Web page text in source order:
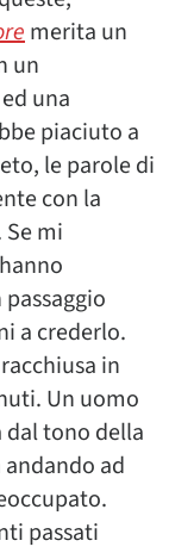
merita un
un
una
piaciuto a
le parole di
con la
mi
a crederlo.
in
Un uomo
dal tono della
ad
passati